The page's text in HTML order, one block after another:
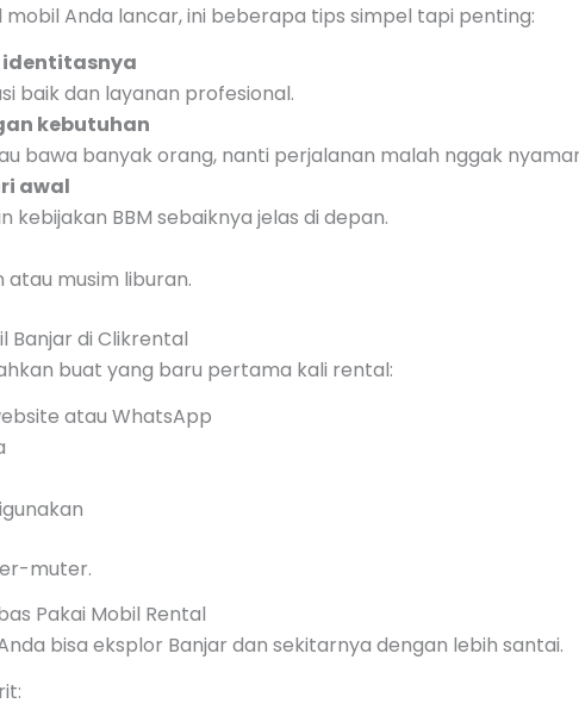
Anda lancar, ini beberapa tips simpel tapi penting:
identitasnya
baik dan layanan profesional.
kebutuhan
bawa banyak orang, nanti perjalanan malah nggak
awal
kebijakan BBM sebaiknya jelas di depan.
musim liburan.
Banjar di Clikrental
buat yang baru pertama kali rental:
atau WhatsApp
muter.
Pakai Mobil Rental
bisa eksplor Banjar dan sekitarnya dengan lebih santai.